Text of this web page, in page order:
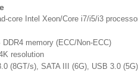
core Intel Xeon/Core i7/i5/i3
memory (ECC/Non-ECC)
resolution
(8GT/s), SATA III (6G), USB 3.0